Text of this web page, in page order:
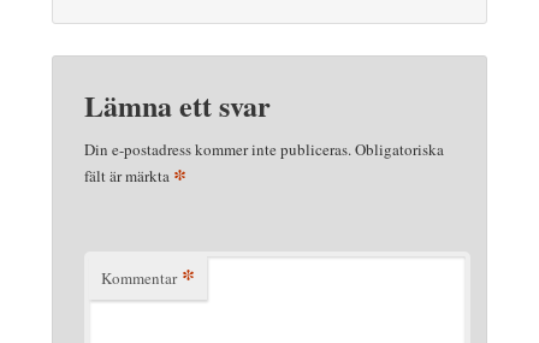
Lämna ett svar
Din e-postadress kommer inte publiceras.Obligatoriska
fält är märkta *
Kommentar *